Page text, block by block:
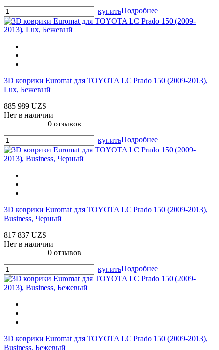
купитьПодробнее
3D коврики Euromat для TOYOTA LС Prado 150 (2009-2013),
Lux, Бежевый
885 989 UZS
Нет в наличии
0 отзывов
купитьПодробнее
3D коврики Euromat для TOYOTA LС Prado 150 (2009-2013),
Business, Черный
817 837 UZS
Нет в наличии
0 отзывов
купитьПодробнее
3D коврики Euromat для TOYOTA LС Prado 150 (2009-2013),
Business, Бежевый